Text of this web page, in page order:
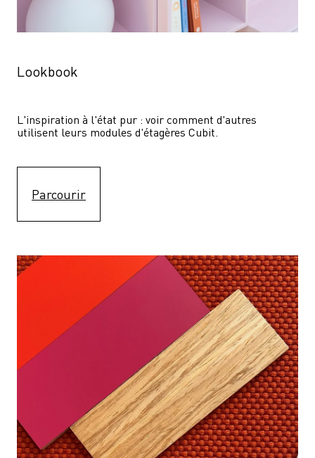
Lookbook
L'inspiration à l'état pur : voir comment d'autres
utilisent leurs modules d'étagères Cubit.
Parcourir